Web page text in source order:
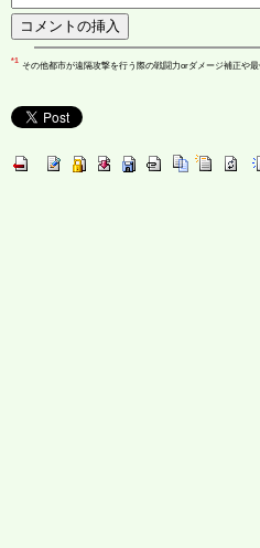
*1 その他都市が遠隔攻撃を行う際の戦闘力orダメージ補正や